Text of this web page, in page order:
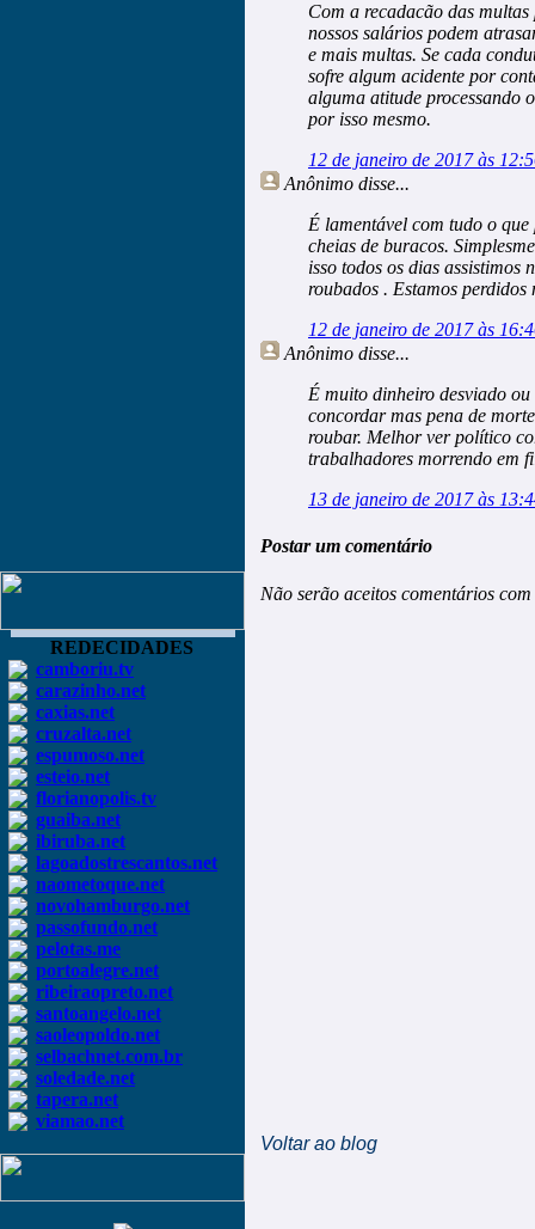
REDECIDADES
camboriu.tv
carazinho.net
caxias.net
cruzalta.net
espumoso.net
esteio.net
florianopolis.tv
guaiba.net
ibiruba.net
lagoadostrescantos.net
naometoque.net
novohamburgo.net
passofundo.net
pelotas.me
portoalegre.net
ribeiraopreto.net
santoangelo.net
saoleopoldo.net
selbachnet.com.br
soledade.net
tapera.net
viamao.net
Com a recadacão das
nossos salários podem
e mais multas. Se cada
sofre algum acidente por
alguma atitude processando
por isso mesmo.
12 de janeiro de 2017 às
Anônimo disse...
É lamentável com tudo o que
cheias de buracos.
isso todos os dias assistimos
roubados . Estamos perdidos
12 de janeiro de 2017 às
Anônimo disse...
É muito dinheiro desviado
concordar mas pena de
roubar. Melhor ver político
trabalhadores morrendo em
13 de janeiro de 2017 às
Postar um comentário
Não serão aceitos comentários
Voltar ao blog